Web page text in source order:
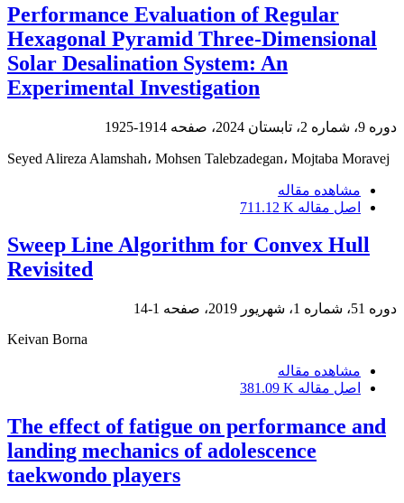
Performance Evaluation of Regular
Hexagonal Pyramid Three-Dimensional
Solar Desalination System: An
Experimental Investigation
دوره 9، شماره 2، تابستان 2024، صفحه 1914-1925
Seyed Alireza Alamshah، Mohsen Talebzadegan، Mojtaba Moravej
مشاهده مقاله
اصل مقاله 711.12 K
Sweep Line Algorithm for Convex Hull
Revisited
دوره 51، شماره 1، شهریور 2019، صفحه
1-14
Keivan Borna
مشاهده مقاله
اصل مقاله 381.09 K
The effect of fatigue on performance and
landing mechanics of adolescence
taekwondo players